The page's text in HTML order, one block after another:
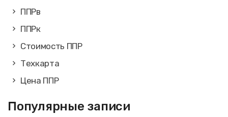
ППРв
ППРк
Стоимость ППР
Техкарта
Цена ППР
Популярные записи